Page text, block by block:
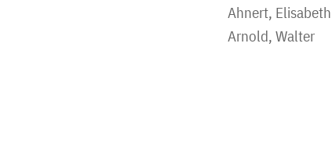
Ahnert, Elisabeth
Arnold, Walter